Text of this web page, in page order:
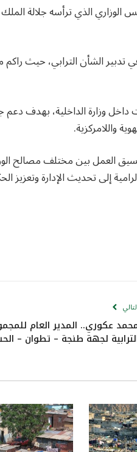
الذي ترأسه جلالة
تدبير الشأن الترابي، حيث
وزارة الداخلية، بهدف دعم
واللامركزية.
العمل بين مختلف مصالح
إلى تحديث الإدارة وتعزيز
عكوري.. المدير العام
لجهة طنجة – تطوان –